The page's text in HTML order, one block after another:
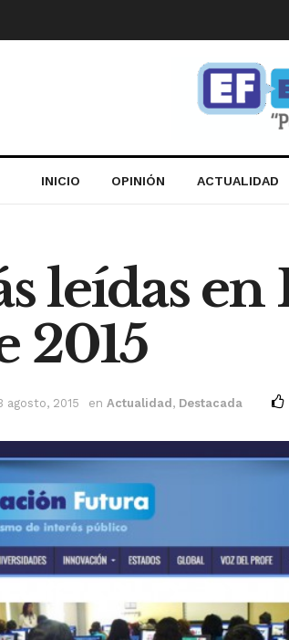
INICIO OPINIÓN ACTUALIDAD
leídas
2015
agosto, 2015 en Actualidad , Destacada